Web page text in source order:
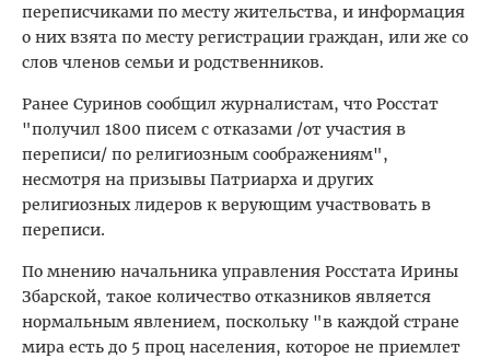
переписчиками по месту жительства, и информация
о них взята по месту регистрации граждан, или же со
слов членов семьи и родственников.
Ранее Суринов сообщил журналистам, что Росстат
"получил 1800 писем с отказами /от участия в
переписи/ по религиозным соображениям",
несмотря на призывы Патриарха и других
религиозных лидеров к верующим участвовать в
переписи.
По мнению начальника управления Росстата Ирины
Збарской, такое количество отказников является
нормальным явлением, поскольку "в каждой стране
мира есть до 5 проц населения, которое не приемлет